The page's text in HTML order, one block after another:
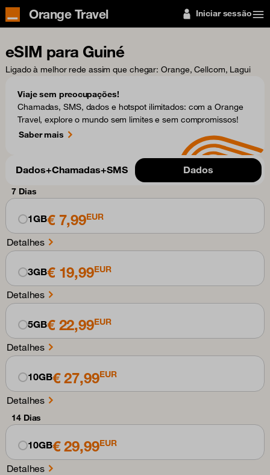
Orange Travel Iniciar sessão
eSIM para Guiné
Ligado à melhor rede assim que chegar: Orange, Cellcom, Lagui
Viaje sem preocupações!
Chamadas, SMS, dados e hotspot ilimitados: com a Orange
Travel, explore o mundo sem limites e sem compromissos!
Saber mais
Dados+Chamadas+SMS Dados
7 Dias
1GB€ 7,99EUR
Detalhes
3GB€ 19,99EUR
Detalhes
5GB€ 22,99EUR
Detalhes
10GB€ 27,99EUR
Detalhes
14 Dias
10GB€ 29,99EUR
Detalhes